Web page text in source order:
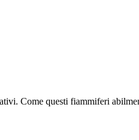
Come questi fiammiferi